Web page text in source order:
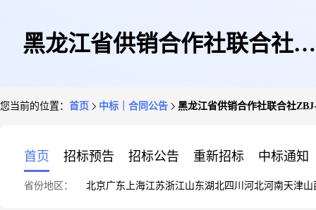
黑龙江省供销合作社联合社
您当前的位置： 首页 中标｜合同公告 黑龙江省供销合作社联合社
首页 招标预告 招标公告 重新招标 中标通知
省份地区： 北京广东 上海江苏浙江山东湖北四川 河北河南天津山